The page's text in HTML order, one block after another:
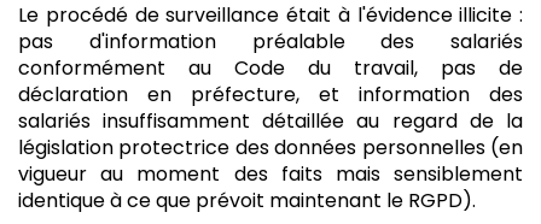
Le procédé de surveillance était à l'évidence illicite :
pas d'information préalable des salariés
conformément au Code du travail, pas de
déclaration en préfecture, et information des
salariés insuffisamment détaillée au regard de la
législation protectrice des données personnelles (en
vigueur au moment des faits mais sensiblement
identique à ce que prévoit maintenant le RGPD).